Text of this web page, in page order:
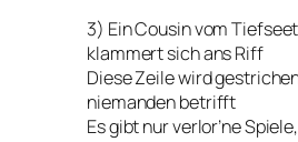
3) Ein Cousin vom
klammert sich ans Riff
Diese Zeile wird
niemanden betrifft
Es gibt nur verlor’ne